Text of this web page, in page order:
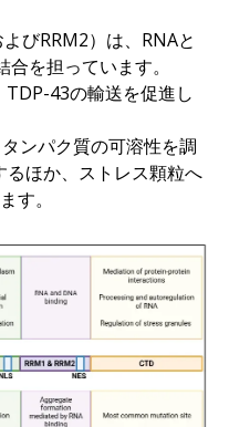
びRRM2）は、RNAと
を担っています。
43の輸送を促進し
ンパク質の可溶性を調
ほか、ストレス顆粒へ
す。